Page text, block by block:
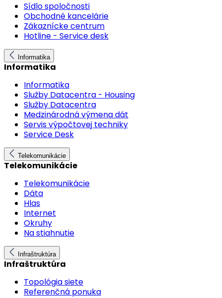
Sídlo spoločnosti
Obchodné kancelárie
Zákaznícke centrum
Hotline - Service desk
Informatika
Informatika
Informatika
Služby Datacentra - Housing
Služby Datacentra
Medzinárodná výmena dát
Servis výpočtovej techniky
Service Desk
Telekomunikácie
Telekomunikácie
Telekomunikácie
Dáta
Hlas
Internet
Okruhy
Na stiahnutie
Infraštruktúra
Infraštruktúra
Topológia siete
Referenčná ponuka